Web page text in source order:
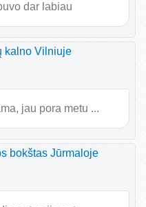
dar labiau
kalno Vilniuje
jau pora metu ...
bokštas Jūrmaloje